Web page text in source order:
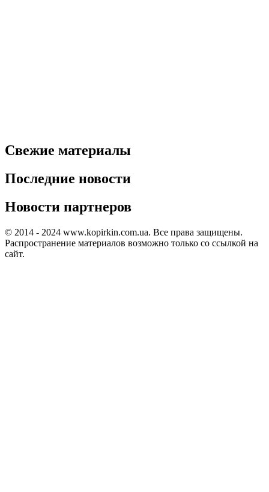
Свежие материалы
Последние новости
Новости партнеров
© 2014 - 2024 www.kopirkin.com.ua. Все права защищены.
Распространение материалов возможно только со ссылкой на
сайт.